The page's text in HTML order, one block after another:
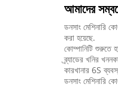
আমাদের
ডনসাং মেশিনারি
করা হয়েছে.
কোম্পানিটি শুরুতে
ব্র্যাডের খনির
কারখানার 6S
ডনসাং মেশিনারি